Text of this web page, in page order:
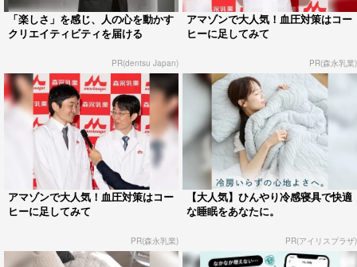
「楽しさ」を感じ、人の心を動かす
クリエイティビティを届ける
PR(dentsu Japan)
アマゾンで大人気！血圧対策はコー
ヒーに足してみて
PR(森永乳業)
アマゾンで大人気！血圧対策はコー
ヒーに足してみて
PR(森永乳業)
【大人気】ひんやり冷感寝具で快適
な睡眠をあなたに。
PR(アイリスプラザ)